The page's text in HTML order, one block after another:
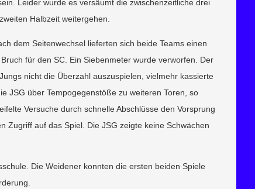
Leider wurde es versäumt die zwischenzeitliche drei
Halbzeit weitergehen.
dem Seitenwechsel lieferten sich beide Teams einen
für den SC. Ein Siebenmeter wurde verworfen. Der
nicht die Überzahl auszuspielen, vielmehr kassierte
JSG über Tempogegenstöße zu weiteren Toren, so
Versuche durch schnelle Abschlüsse den Vorsprung
Zugriff auf das Spiel. Die JSG zeigte keine Schwächen
Die Weidener konnten die ersten beiden Spiele